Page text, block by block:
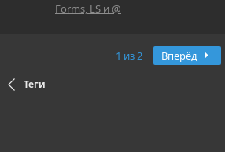
Forms, LS и @
1 из 2 Вперёд
Теги